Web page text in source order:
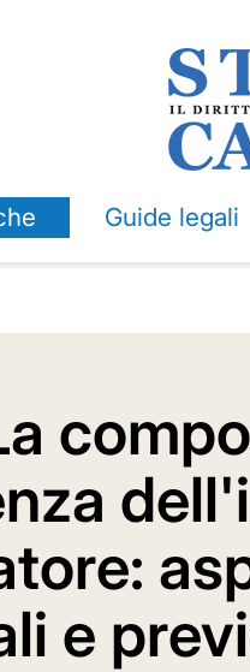
Guide legali
e